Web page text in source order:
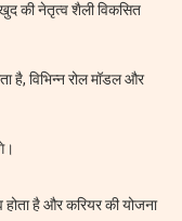
की नेतृत्व शैली विकसित
है, विभिन्न रोल मॉडल और
है और करियर की योजना